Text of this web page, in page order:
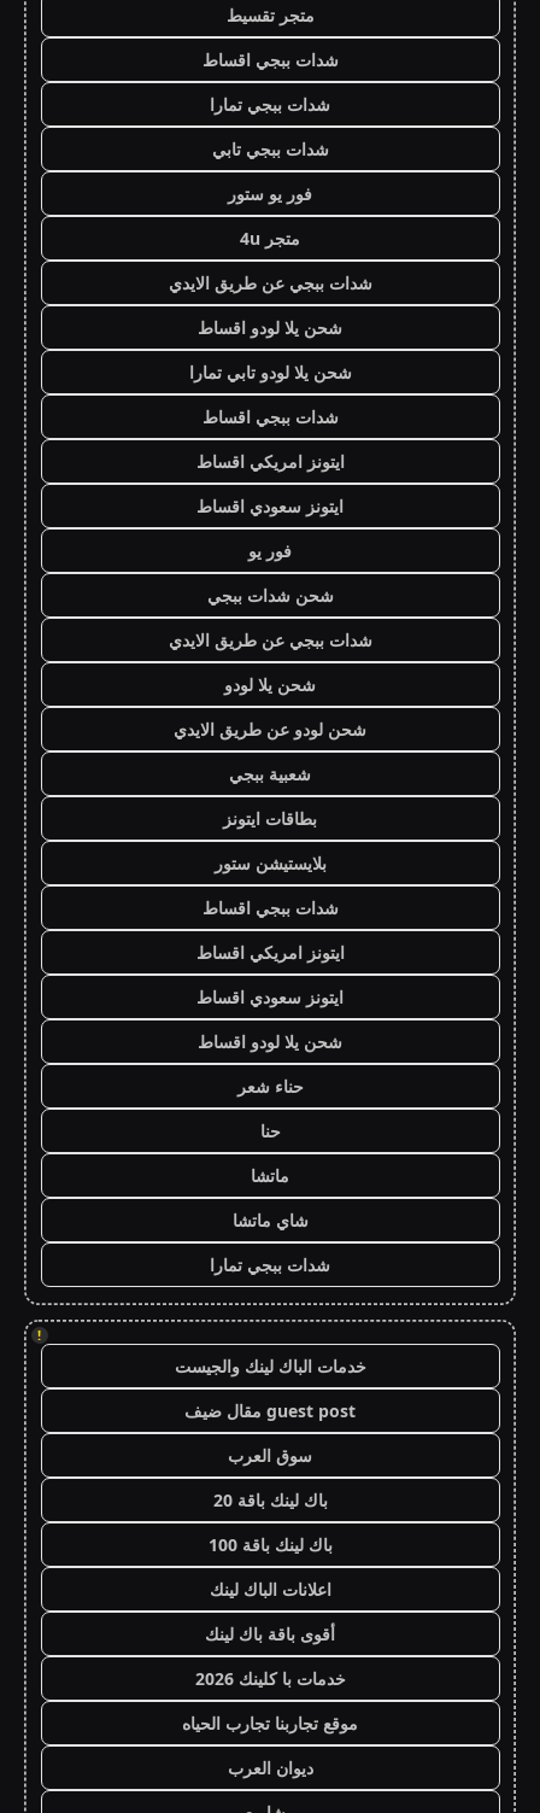
متجر تقسيط
شدات ببجي اقساط
شدات ببجي تمارا
شدات ببجي تابي
فور يو ستور
متجر 4u
شدات ببجي عن طريق الايدي
شحن يلا لودو اقساط
شحن يلا لودو تابي تمارا
شدات ببجي اقساط
ايتونز امريكي اقساط
ايتونز سعودي اقساط
فور يو
شحن شدات ببجي
شدات ببجي عن طريق الايدي
شحن يلا لودو
شحن لودو عن طريق الايدي
شعبية ببجي
بطاقات ايتونز
بلايستيشن ستور
شدات ببجي اقساط
ايتونز امريكي اقساط
ايتونز سعودي اقساط
شحن يلا لودو اقساط
حناء شعر
حنا
ماتشا
شاي ماتشا
شدات ببجي تمارا
!
خدمات الباك لينك والجيست
guest post مقال ضيف
سوق العرب
باك لينك باقة 20
باك لينك باقة 100
اعلانات الباك لينك
أقوى باقة باك لينك
خدمات با كلينك 2026
موقع تجاربنا تجارب الحياه
ديوان العرب